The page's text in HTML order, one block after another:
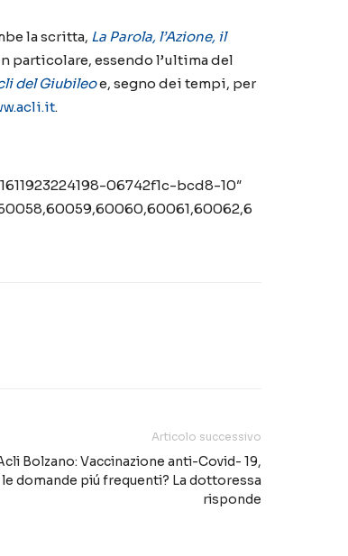
e la scritta, La Parola, l’Azione, il
particolare, essendo l’ultima del
del Giubileoe, segno dei tempi, per
.
06742f1c-bcd8-10″
Articolo successivo
Bolzano: Vaccinazione anti-Covid- 19,
le domande piú frequenti? La dottoressa
risponde